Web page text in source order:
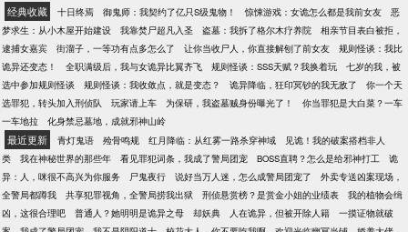
经典收藏 十日终焉 御鬼师：我契约了亿只S级鬼物！ 惊悚游戏：女诡怎么都是我前女友
恶
梦求生：从小木屋开始建设
我靠焚尸超凡入圣 盗墓：我拆了格尔木疗养院
相亲节目表白被拒，
逮捕女嘉宾
街溜子，一等功有点多怎么了 让你当收尸人，你直接解刨了前女友
规则怪谈：我比
诡异还变态！
全职满级后，我与女诡异比翼齐飞 规则怪谈：SSS天赋？我换着玩
七岁的我，被
选中参加规则怪谈
规则怪谈：我收敛点，就是变态？ 诡异降临，狂印冥钞的我无敌了
你一个天
选罪犯，转头加入刑侦队
玩家请上车 为保研，我盗墓贼身份曝光了！
你当罪犯是大白菜？一车
一车地拉
化身禁忌墓地，成就邪神山岭
最近更新 青灯鬼语 殓骨鸣规 红月降临：从红雾一路杀穿神域
见诡！我的破案搭档非人
类
我在神秘世界的那些年 看见罪犯词条，我成了警局团宠 BOSS直聘？怎么是给邪神打工
诡
异：人，咪很不高兴为你服务
尸鬼夜行 说好当万人迷，怎么成警局团宠了
外卖专送凶案现场，
全警局都蹲我
共享犯罪视角，全警局捞我出狱 刑侦悬赏榜？是赏金小姐的业绩表
我的植物会缉
凶，这很合理吧
普通人？她明明是诡异之母 却妖典 人在诡异，但被开除人籍
一摸证物就破